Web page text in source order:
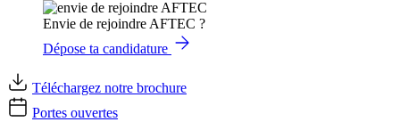
Envie de rejoindre AFTEC ?
Dépose ta candidature
Téléchargez notre brochure
Portes ouvertes